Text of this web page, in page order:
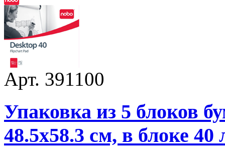
Арт. 391100
Упаковка из 5 блоков
48.5х58.3 см, в блоке 40